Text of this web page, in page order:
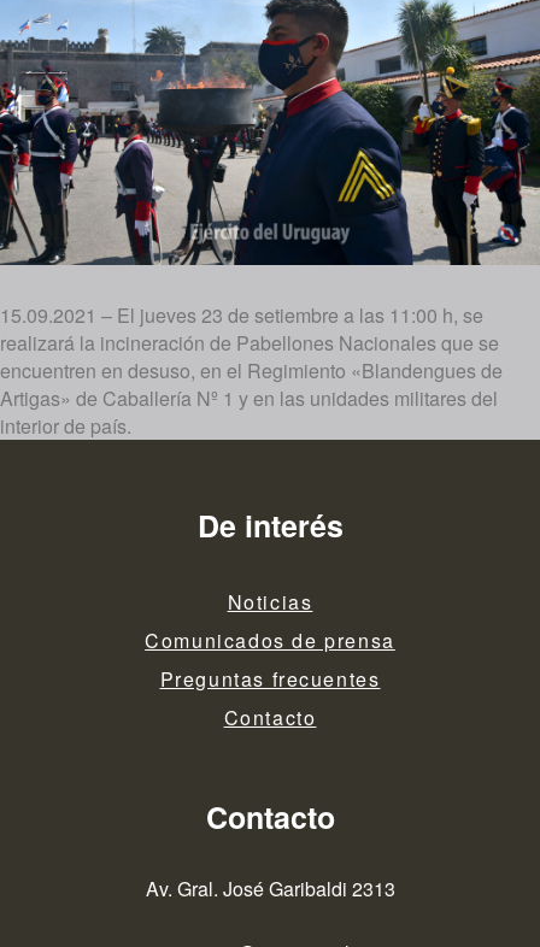
15.09.2021 – El jueves 23 de setiembre a las 11:00 h, se
realizará la incineración de Pabellones Nacionales que se
encuentren en desuso, en el Regimiento «Blandengues de
Artigas» de Caballería Nº 1 y en las unidades militares del
interior de país.
De interés
Noticias
Comunicados de prensa
Preguntas frecuentes
Contacto
Contacto
Av. Gral. José Garibaldi 2313